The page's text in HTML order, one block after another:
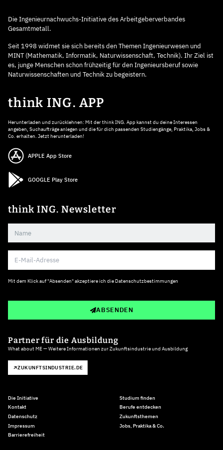
Die Ingenieurnachwuchs-Initiative des Arbeitgeberverbandes
Gesamtmetall.
Seit 1998 widmet sie sich bereits den Themen Ingenieurwesen und
MINT (Mathematik, Informatik, Naturwissenschaft, Technik). Ihr Ziel ist
es, junge Menschen schon frühzeitig für den Ingenieursberuf sowie
Naturwissenschaften und Technik zu begeistern.
think ING. APP
Herunterladen und zurücklehnen: Mit der think ING. App kannst du deine Interessen
angeben, Suchaufträge anlegen und die für dich passenden Studiengänge, Praktika, Jobs &
Co. erhalten. Jetzt herunterladen!
APPLE App Store
GOOGLE Play Store
think ING. Newsletter
Mit dem Klick auf "Absenden" akzeptiere ich die Datenschutzbestimmungen
ABSENDEN
Partner für die Ausbildung
What about ME — Weitere Informationen zur Zukunftsindustrie und Ausbildung
ZUKUNFTSINDUSTRIE.DE
Die Initiative
Kontakt
Datenschutz
Impressum
Barrierefreiheit
Studium finden
Berufe entdecken
Zukunftsthemen
Jobs, Praktika & Co.